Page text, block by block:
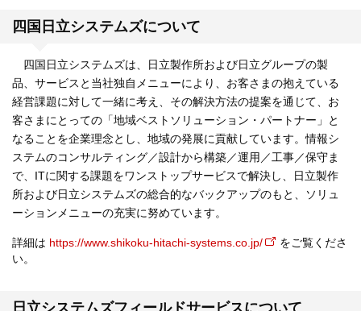
四国日立システムズについて
四国日立システムズは、日立製作所および日立グループの製
品、サービスと当社独自メニューにより、お客さまの抱えている
経営課題に対して一緒に考え、その解決方法の提案を通じて、お
客さまにとっての「地域ベストソリューション・パートナー」と
なることを企業理念とし、地域の発展に貢献しています。情報シ
ステムのコンサルティング／設計から構築／運用／工事／保守ま
で、ITに関する課題をワンストップサービスで解決し、日立製作
所および日立システムズの総合的なバックアップのもと、ソリュ
ーションメニューの充実に努めています。
詳細は https://www.shikoku-hitachi-systems.co.jp/
をご覧くださ
い。
日立システムズフィールドサービスについて